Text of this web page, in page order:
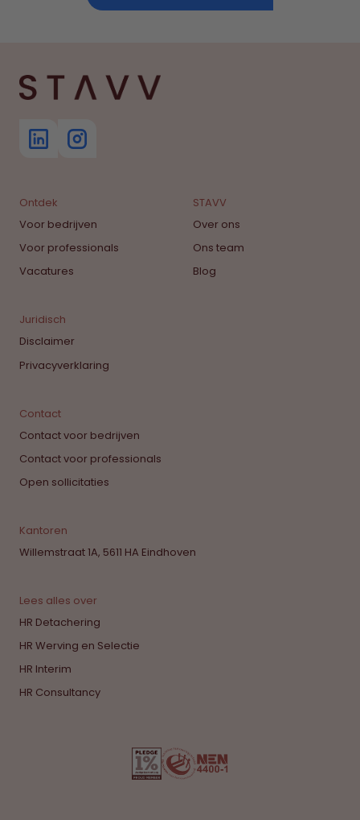
Ontdek
Voor bedrijven
Voor professionals
Vacatures
STAVV
Over ons
Ons team
Blog
Juridisch
Disclaimer
Privacyverklaring
Contact
Contact voor bedrijven
Contact voor professionals
Open sollicitaties
Kantoren
Willemstraat 1A, 5611 HA Eindhoven
Lees alles over
HR Detachering
HR Werving en Selectie
HR Interim
HR Consultancy